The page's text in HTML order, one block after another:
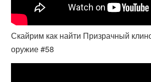
Скайрим как найти Призрачный
оружие #58